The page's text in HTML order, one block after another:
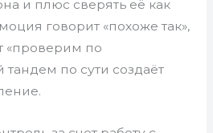
и плюс сверять её как
говорит «похоже так»,
«проверим по
тандем по сути создаёт